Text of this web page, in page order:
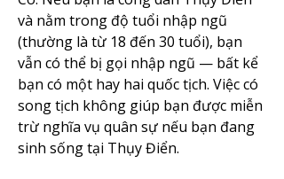
và nằm trong độ tuổi nhập ngũ
(thường là từ 18 đến 30 tuổi), bạn
vẫn có thể bị gọi nhập ngũ — bất kể
bạn có một hay hai quốc tịch. Việc có
song tịch không giúp bạn được miễn
trừ nghĩa vụ quân sự nếu bạn đang
sinh sống tại Thụy Điển.